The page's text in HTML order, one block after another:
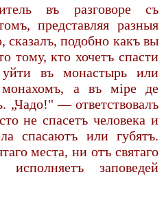
въ разговоре съ
представляя разныя
сказалъ, подобно какъ вы
тому, кто хочетъ спасти
въ монастырь или
монахомъ, а въ мiре де
„Чадо!" — ответствовалъ
не спасетъ человека и
спасаютъ или губятъ.
места, ни отъ святаго
заповедей